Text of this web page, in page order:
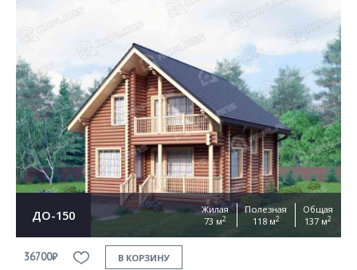
ДО-150
Жилая
73 м2
Полезная
118 м2
Общая
137 м2
36700₽ В КОРЗИНУ